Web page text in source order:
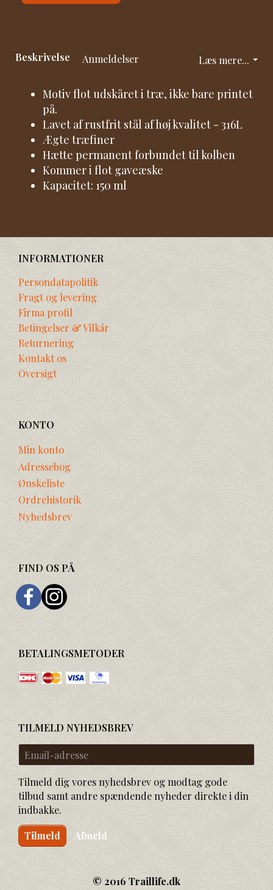
Læs mere...
Beskrivelse Anmeldelser
Motiv flot udskåret i træ, ikke bare printet
på.
Lavet af rustfrit stål af høj kvalitet - 316L
Ægte træfiner
Hætte permanent forbundet til kolben
Kommer i flot gaveæske
Kapacitet: 150 ml
INFORMATIONER
Persondatapolitik
Fragt og levering
Firma profil
Betingelser & Vilkår
Returnering
Kontakt os
Oversigt
KONTO
Min konto
Adressebog
Ønskeliste
Ordrehistorik
Nyhedsbrev
FIND OS PÅ
BETALINGSMETODER
TILMELD NYHEDSBREV
Email-
adresse
Tilmeld dig vores nyhedsbrev og modtag gode
tilbud samt andre spændende nyheder direkte i din
indbakke.
Tilmeld Afmeld
© 2016 Traillife.dk